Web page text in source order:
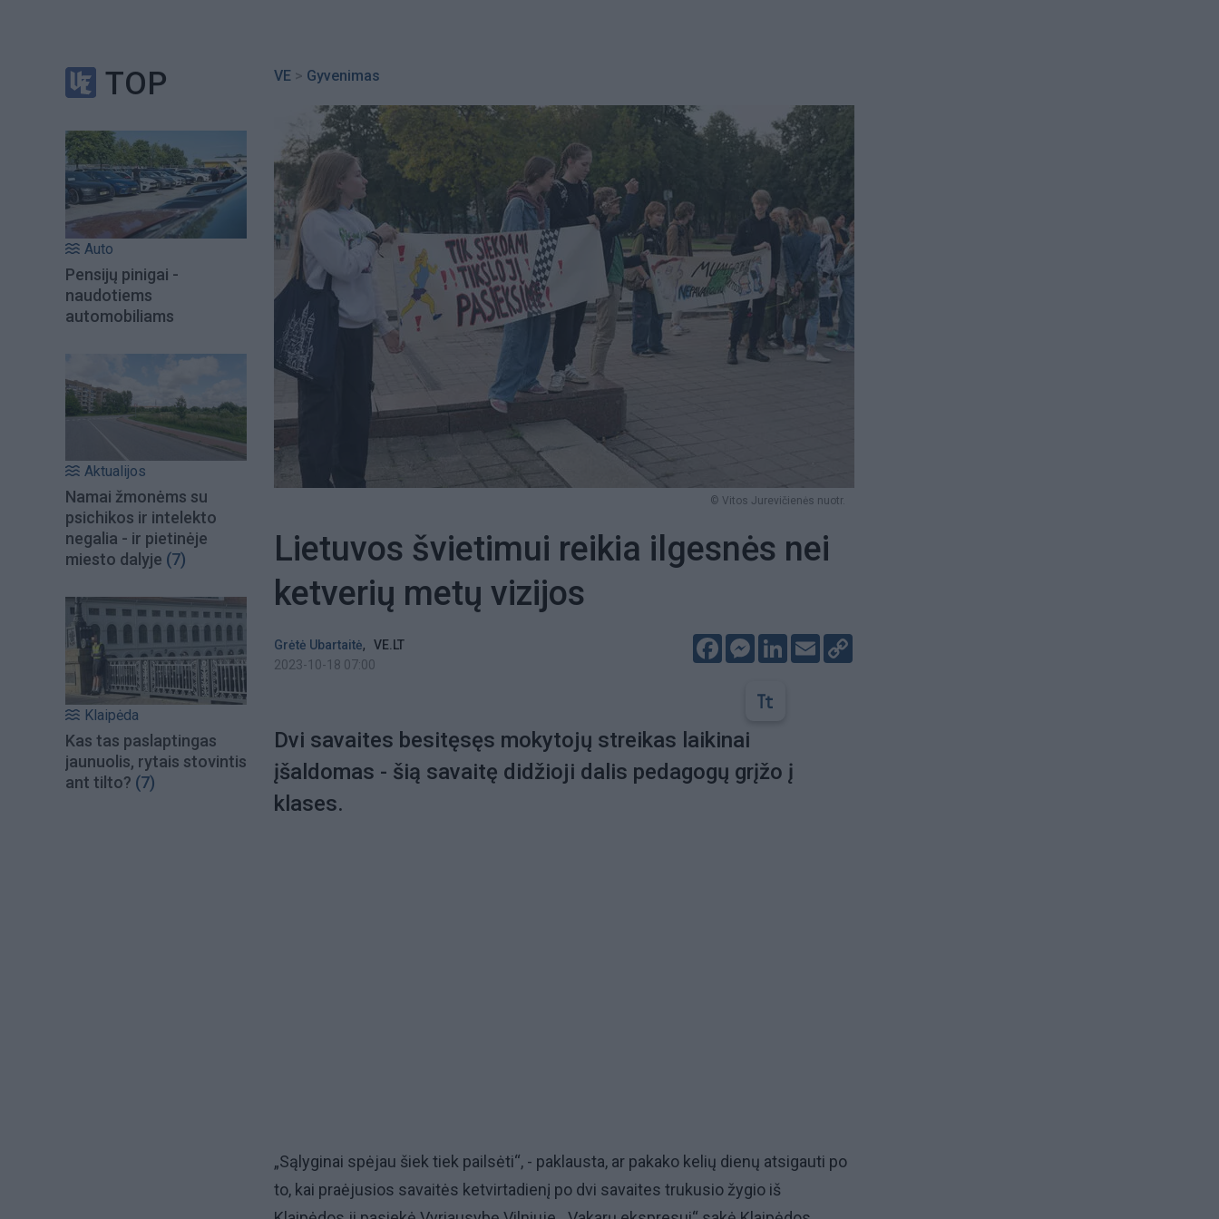
TOP
Auto
Pensijų pinigai -
naudotiems
automobiliams
Aktualijos
Namai žmonėms su
psichikos ir intelekto
negalia - ir pietinėje
miesto dalyje (7)
Klaipėda
Kas tas paslaptingas
jaunuolis, rytais stovintis
ant tilto? (7)
VE > Gyvenimas
© Vitos Jurevičienės nuotr.
Lietuvos švietimui reikia ilgesnės nei
ketverių metų vizijos
Grėtė Ubartaitė,
VE.LT
2023-10-18 07:00
FacebookMessenger
LinkedIn
Email
Dvi savaites besitęsęs mokytojų streikas laikinai
įšaldomas - šią savaitę didžioji dalis pedagogų grįžo į
klases.
„Sąlyginai spėjau šiek tiek pailsėti“, - paklausta, ar pakako kelių dienų atsigauti po
to, kai praėjusios savaitės ketvirtadienį po dvi savaites trukusio žygio iš